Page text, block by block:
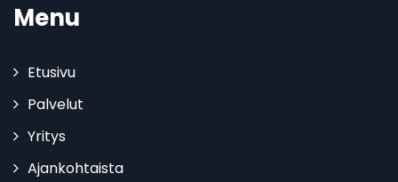
Menu
Etusivu
Palvelut
Yritys
Ajankohtaista